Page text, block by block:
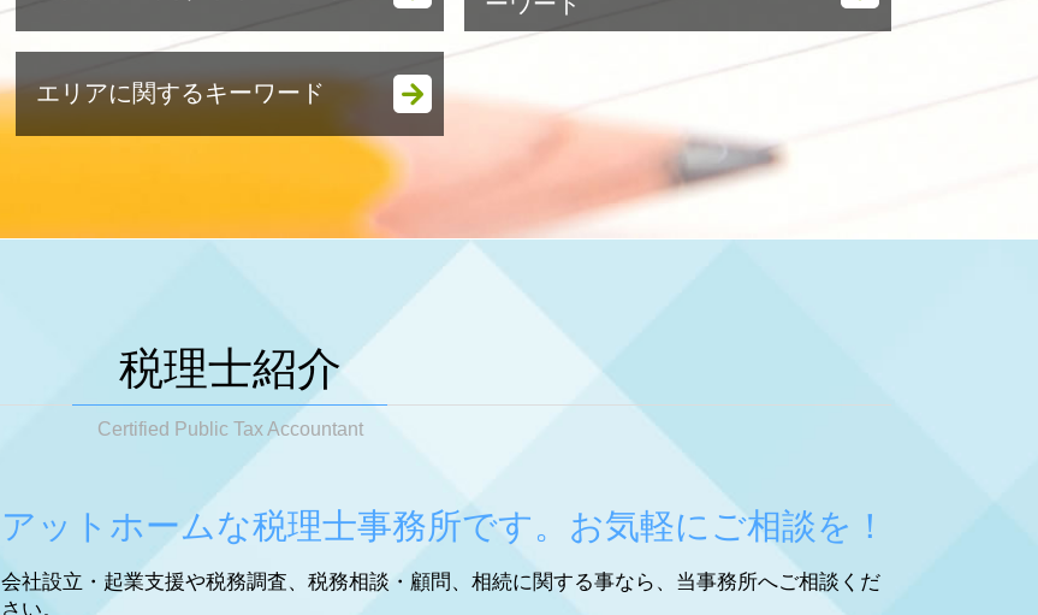
税務調査 指摘事項
税務調査 拒否
税務調査とは
税務調査 立会い
税務調査 タイミング
税務調査 対策
税務調査 時期 個人
税務調査 確率
税務調査 期間
税理士 税務相談とは
税務顧問 とは
節税対策 不動産
税務顧問 金額
事業承継
節税対策 法人
決算 節税対策
税務相談 どこまで
税務相談 税理士
事業承継 青色申告
税務相談
エリアに関するキーワード
神戸市 税務顧問
神戸市 相続税 申告
姫路市 法人成り
姫路市 会社設立
大阪市 相続税 申告
神戸市 法人成り
神戸市 起業支援
神戸市 事業承継
税理士紹介
Certified Public Tax Accountant
アットホームな税理士事務所です。お気軽にご相談を！
会社設立・起業支援や税務調査、税務相談・顧問、相続に関する事なら、当事務所へご相談くだ
さい。